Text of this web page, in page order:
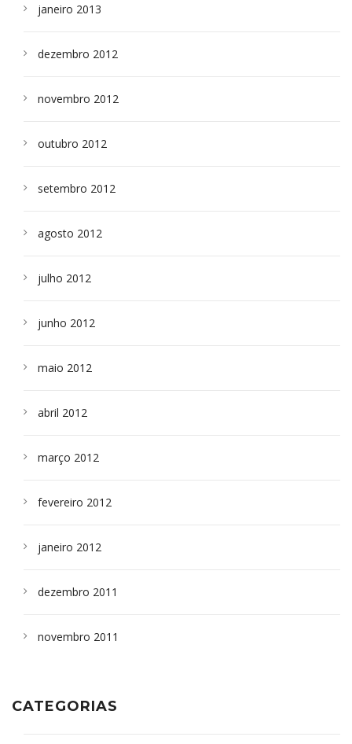
janeiro 2013
dezembro 2012
novembro 2012
outubro 2012
setembro 2012
agosto 2012
julho 2012
junho 2012
maio 2012
abril 2012
março 2012
fevereiro 2012
janeiro 2012
dezembro 2011
novembro 2011
CATEGORIAS